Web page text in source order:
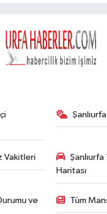
Vakitleri
Haritası
ve
Tüm